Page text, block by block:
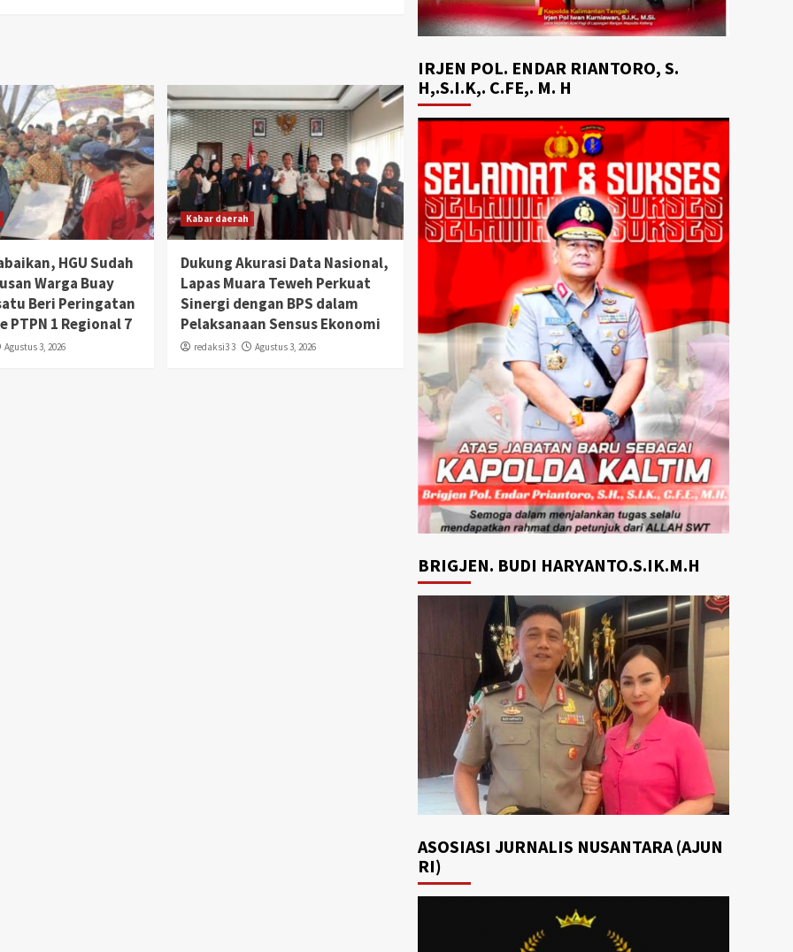
HGU Sudah
Warga Buay
Beri Peringatan
PTPN 1 Regional 7
Agustus 3, 2026
Kabar daerah
Dukung Akurasi Data Nasional,
Lapas Muara Teweh Perkuat
Sinergi dengan BPS dalam
Pelaksanaan Sensus Ekonomi
redaksi3 3 Agustus 3, 2026
IRJEN POL. ENDAR RIANTORO, S.
H,.S.I.K,. C.FE,. M. H
BRIGJEN. BUDI HARYANTO.S.IK.M.H
ASOSIASI JURNALIS NUSANTARA (AJUN
RI)